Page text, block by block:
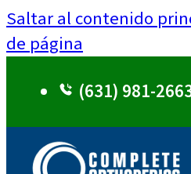
Saltar al contenido
de página
(631) 981-